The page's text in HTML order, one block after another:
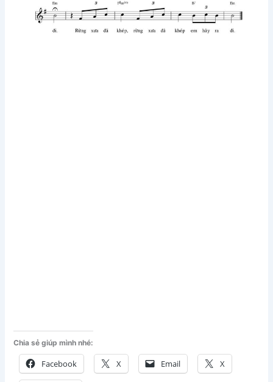
Chia sẻ giúp mình nhé:
Facebook X Email X